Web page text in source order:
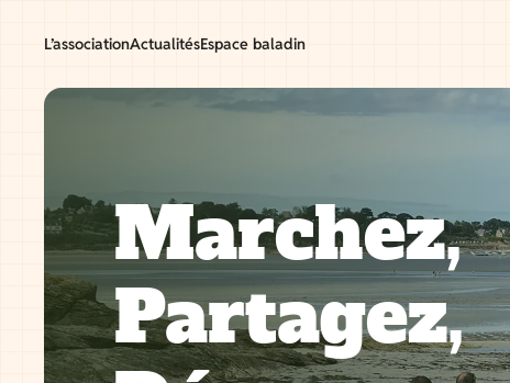
L’associationActualitésEspace baladin
Marchez,
Partagez,